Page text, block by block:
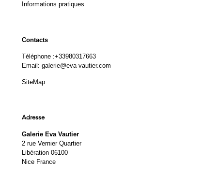
Informations pratiques
Contacts
Téléphone :+33980317663
Email: galerie@eva-vautier.com
SiteMap
Adresse
Galerie Eva Vautier
2 rue Vernier Quartier
Libération 06100
Nice France